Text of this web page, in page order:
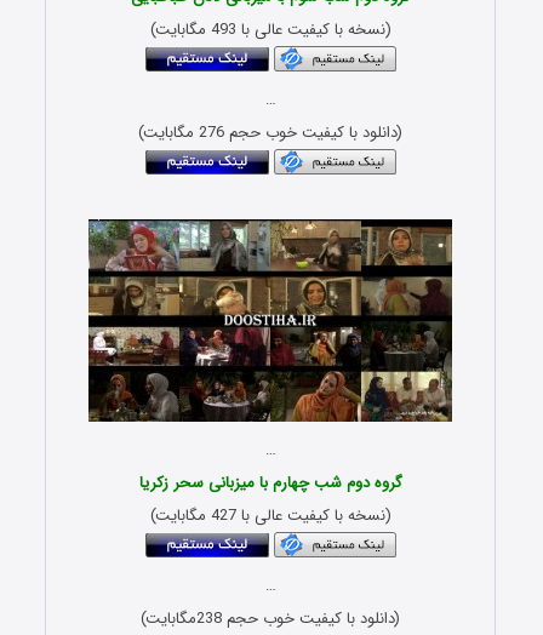
(نسخه با کیفیت عالی با 493 مگابایت)
…
(دانلود با کیفیت خوب حجم 276 مگابایت)
…
گروه دوم شب چهارم با میزبانی سحر زکریا
(نسخه با کیفیت عالی با 427 مگابایت)
…
(دانلود با کیفیت خوب حجم 238مگابایت)